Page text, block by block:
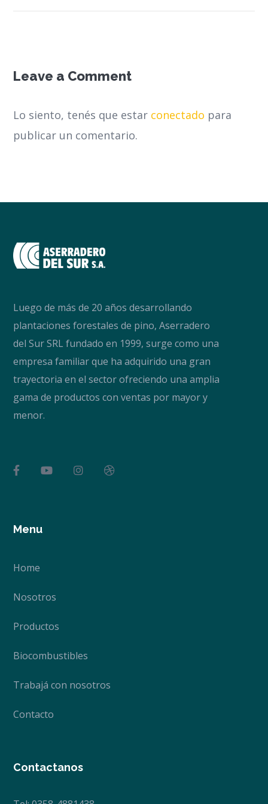
Leave a Comment
Lo siento, tenés que estar conectado para
publicar un comentario.
Luego de más de 20 años desarrollando
plantaciones forestales de pino, Aserradero
del Sur SRL fundado en 1999, surge como una
empresa familiar que ha adquirido una gran
trayectoria en el sector ofreciendo una amplia
gama de productos con ventas por mayor y
menor.
Menu
Home
Nosotros
Productos
Biocombustibles
Trabajá con nosotros
Contacto
Contactanos